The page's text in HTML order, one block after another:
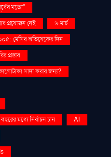
মতো"
প্রয়োজন নেই
৬ মার্চ
মেসির অভিষেকের দিন
প্রস্তাব
সাদা করার জন্য?
মধ্যে নির্বাচন চান
AI